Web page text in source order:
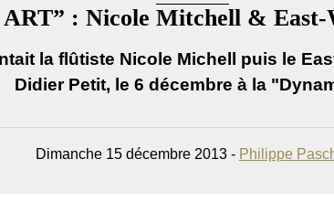
: Nicole Mitchell & East-
la flûtiste Nicole Michell puis le
Didier Petit, le 6 décembre à la
Dimanche 15 décembre 2013 - Philippe